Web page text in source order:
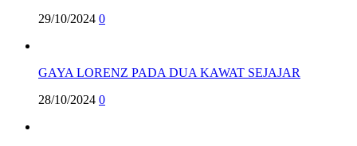
29/10/2024 0
GAYA LORENZ PADA DUA KAWAT SEJAJAR
28/10/2024 0